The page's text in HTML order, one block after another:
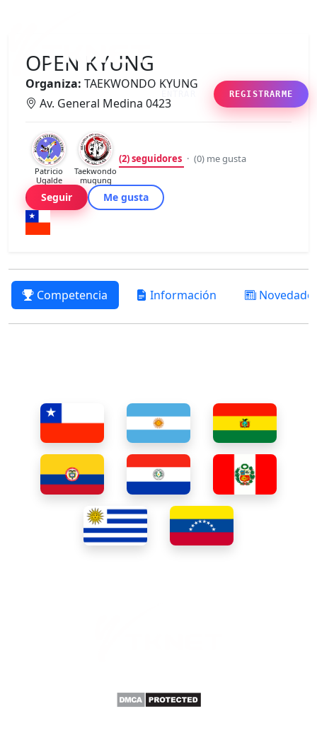
REGISTRARME
OPEN KYUNG
Organiza: TAEKWONDO KYUNG
Av. General Medina 0423
Patricio
Ugalde
Taekwondo
mugung
(2)seguidores · (0) me gusta
Seguir Me gusta
Competencia Información